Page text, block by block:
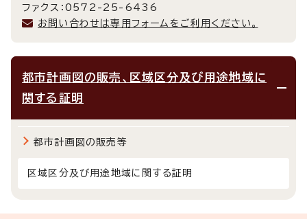
ファクス：0572-25-6436
お問い合わせは専用フォームをご利用ください。
都市計画図の販売、区域区分及び用途地域に
関する証明
都市計画図の販売等
区域区分及び用途地域に関する証明